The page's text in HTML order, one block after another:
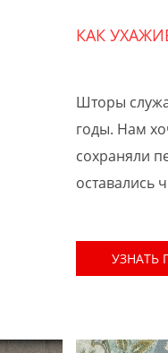
КАК
Шторы
годы. Нам
сохраняли
оставались
УЗНАТЬ